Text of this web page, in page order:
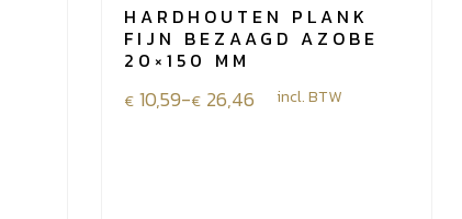
HARDHOUTEN PLANK
FIJN BEZAAGD AZOBE
20×150 MM
€ 10,59-€ 26,46
Prijsklasse:
incl. BTW